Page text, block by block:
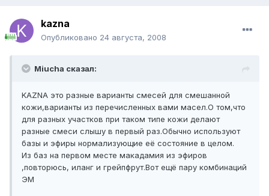
kazna
Опубликовано 24 августа, 2008
Miucha сказал:
KAZNA это разные варианты смесей для смешанной
кожи,варианты из перечисленных вами масел.О том,что
для разных участков при таком типе кожи делают
разные смеси слышу в первый раз.Обычно используют
базы и эфиры нормализующие её состояние в целом.
Из баз на первом месте макадамия из эфиров
,повторюсь, иланг и грейпфрут.Вот ещё пару комбинаций
ЭМ